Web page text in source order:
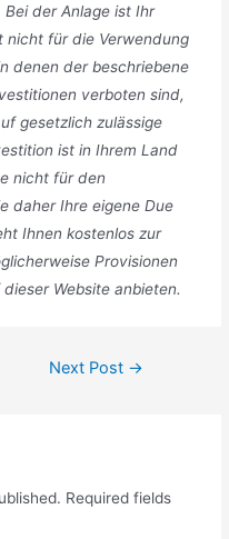
der Anlage ist Ihr
nicht für die Verwendung
denen der beschriebene
verboten sind,
gesetzlich zulässige
ist in Ihrem Land
nicht für den
daher Ihre eigene Due
Ihnen kostenlos zur
Provisionen
Website anbieten.
Next Post →
Required fields